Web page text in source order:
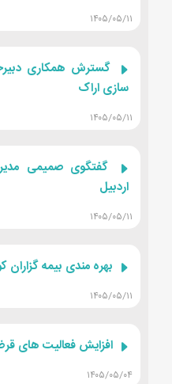
۱۴۰۵/۰۵/۱۱
گسترش همکاری
سازی اراک
۱۴۰۵/۰۵/۱۱
گفتگوی صمیمی
اردبیل
۱۴۰۵/۰۵/۱۱
بهره مندی بیمه گزاران
۱۴۰۵/۰۵/۱۱
افزایش فعالیت های
۱۴۰۵/۰۵/۰۴